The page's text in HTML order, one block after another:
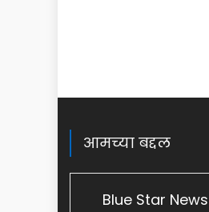
आमच्या बद्दल
Blue Star